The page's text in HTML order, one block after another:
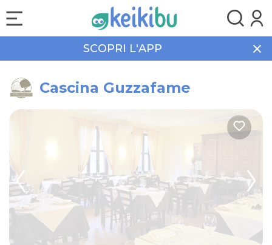
SCOPRI L'APP
Food & Drink Cascina Guzzafame
Cascina Guzzafame